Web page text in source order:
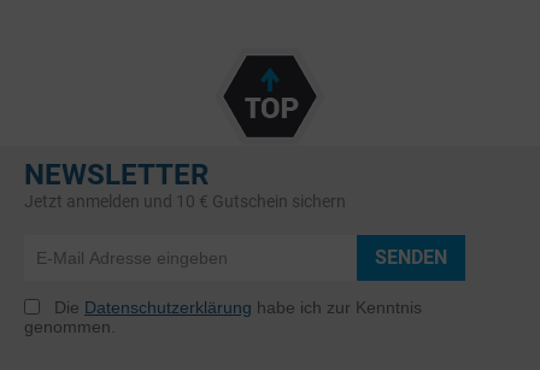
NEWSLETTER
Jetzt anmelden und 10 € Gutschein sichern
SENDEN
Die Datenschutzerklärung habe ich zur Kenntnis
genommen.